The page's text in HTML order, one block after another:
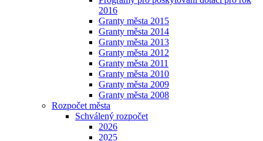
2016
Granty města 2015
Granty města 2014
Granty města 2013
Granty města 2012
Granty města 2011
Granty města 2010
Granty města 2009
Granty města 2008
Rozpočet města
Schválený rozpočet
2026
2025